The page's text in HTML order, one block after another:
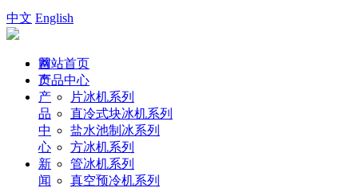
中文 English
首
页
产
品
中
心
新
闻
网站首页
产品中心
片冰机系列
直冷式块冰机系列
盐水池制冰系列
方冰机系列
管冰机系列
真空预冷机系列